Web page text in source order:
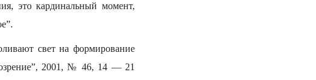
это кардинальный момент,
свет на формирование
2001, № 46, 14 — 21